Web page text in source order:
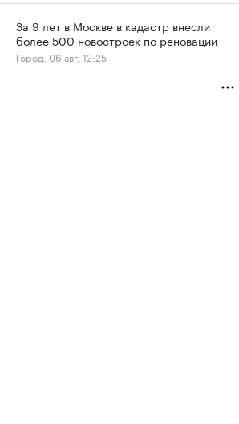
За 9 лет в Москве в кадастр внесли
более 500 новостроек по реновации
Город, 06 авг, 12:25